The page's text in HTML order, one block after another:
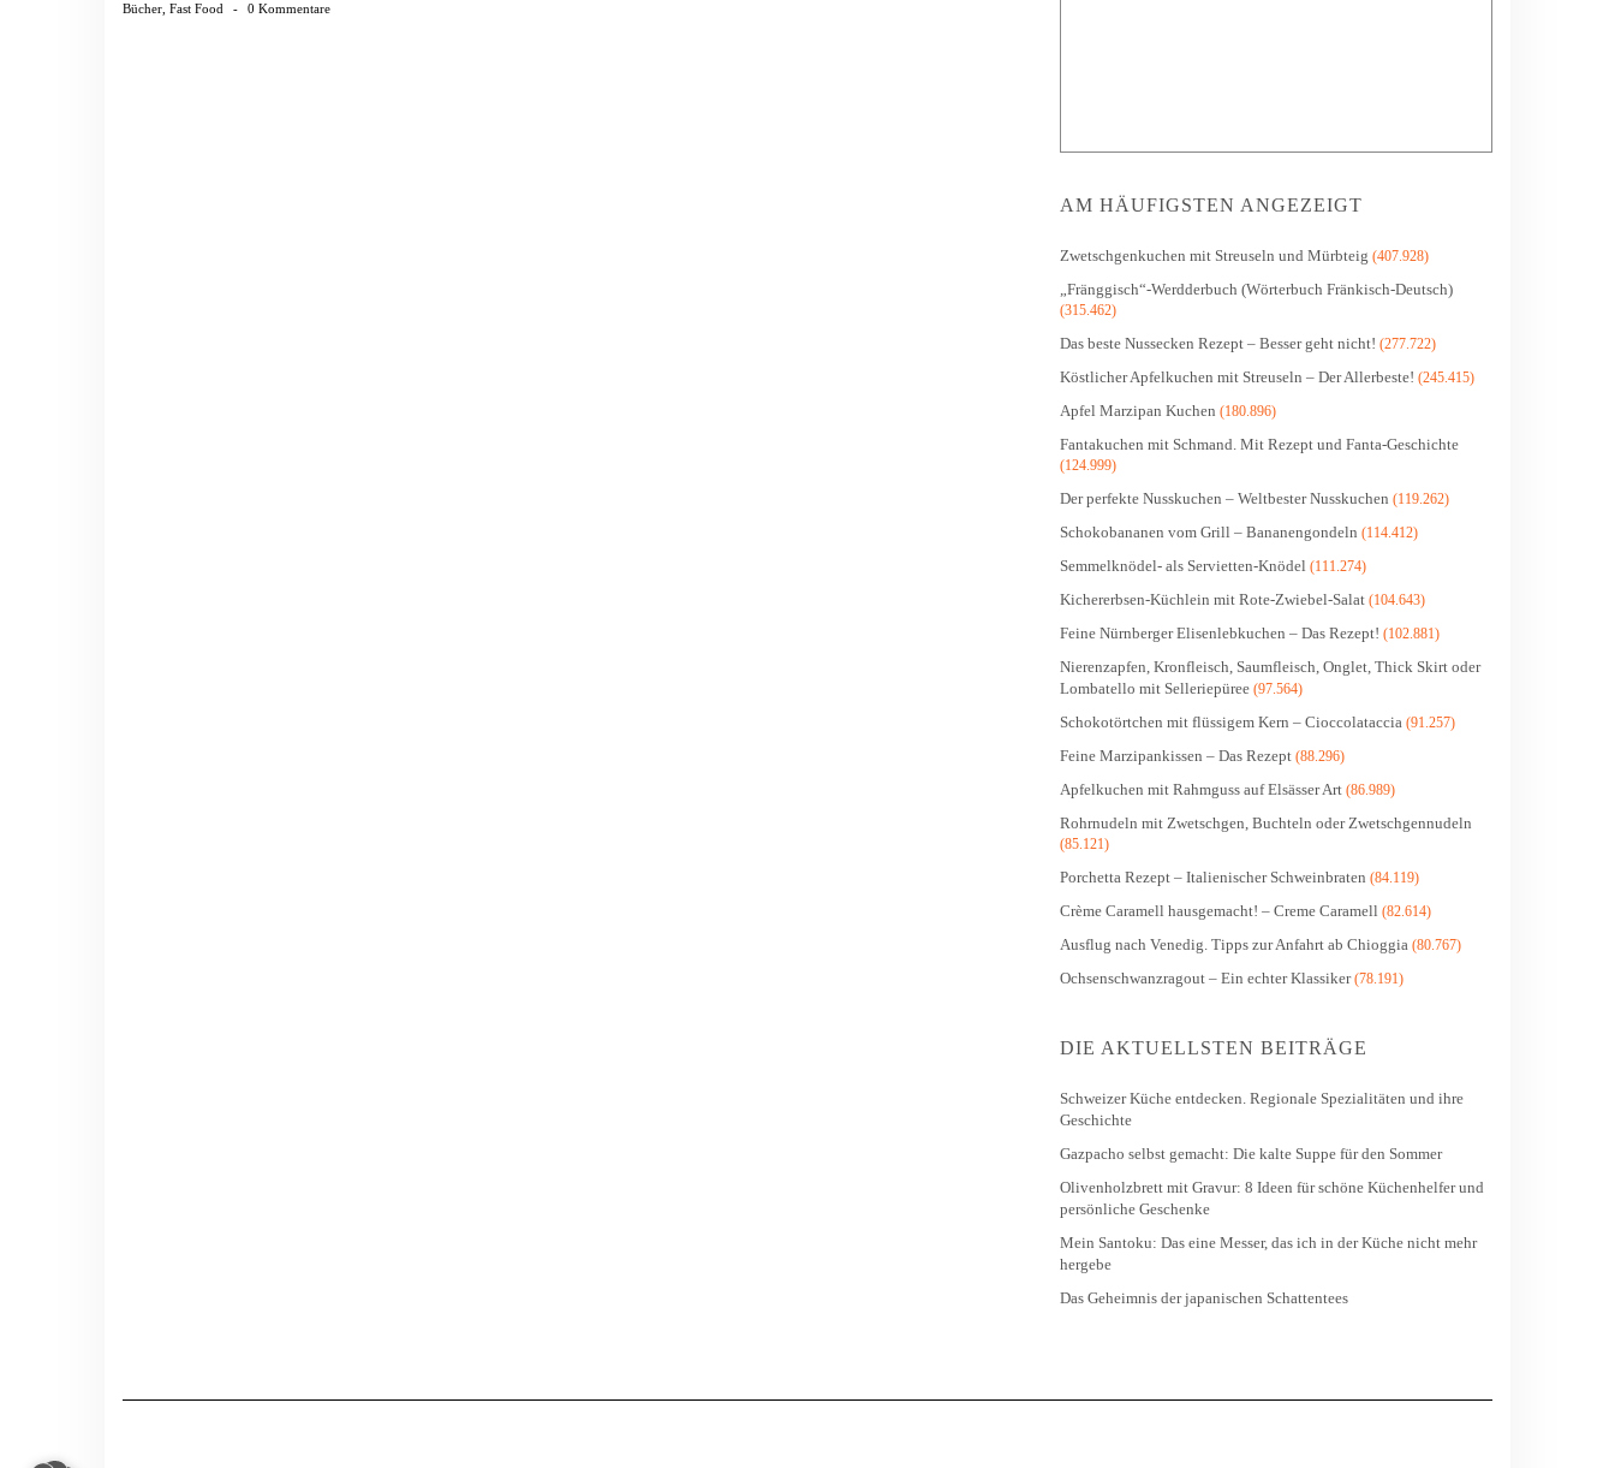
Bücher Fast Food - 0 Kommentare
AM HÄUFIGSTEN ANGEZEIGT
Zwetschgenkuchen mit Streuseln und Mürbteig (407.928)
„Fränggisch“-Werdderbuch (Wörterbuch Fränkisch-Deutsch)
(315.462)
Das beste Nussecken Rezept – Besser geht nicht! (277.722)
Köstlicher Apfelkuchen mit Streuseln – Der Allerbeste! (245.415)
Apfel Marzipan Kuchen (180.896)
Fantakuchen mit Schmand. Mit Rezept und Fanta-Geschichte
(124.999)
Der perfekte Nusskuchen – Weltbester Nusskuchen (119.262)
Schokobananen vom Grill – Bananengondeln (114.412)
Semmelknödel- als Servietten-Knödel (111.274)
Kichererbsen-Küchlein mit Rote-Zwiebel-Salat (104.643)
Feine Nürnberger Elisenlebkuchen – Das Rezept! (102.881)
Nierenzapfen, Kronfleisch, Saumfleisch, Onglet, Thick Skirt oder
Lombatello mit Selleriepüree (97.564)
Schokotörtchen mit flüssigem Kern – Cioccolataccia (91.257)
Feine Marzipankissen – Das Rezept (88.296)
Apfelkuchen mit Rahmguss auf Elsässer Art (86.989)
Rohrnudeln mit Zwetschgen, Buchteln oder Zwetschgennudeln
(85.121)
Porchetta Rezept – Italienischer Schweinbraten (84.119)
Crème Caramell hausgemacht! – Creme Caramell (82.614)
Ausflug nach Venedig. Tipps zur Anfahrt ab Chioggia (80.767)
Ochsenschwanzragout – Ein echter Klassiker(78.191)
DIE AKTUELLSTEN BEITRÄGE
Schweizer Küche entdecken. Regionale Spezialitäten und ihre
Geschichte
Gazpacho selbst gemacht: Die kalte Suppe für den Sommer
Olivenholzbrett mit Gravur: 8 Ideen für schöne Küchenhelfer und
persönliche Geschenke
Mein Santoku: Das eine Messer, das ich in der Küche nicht mehr
hergebe
Das Geheimnis der japanischen Schattentees